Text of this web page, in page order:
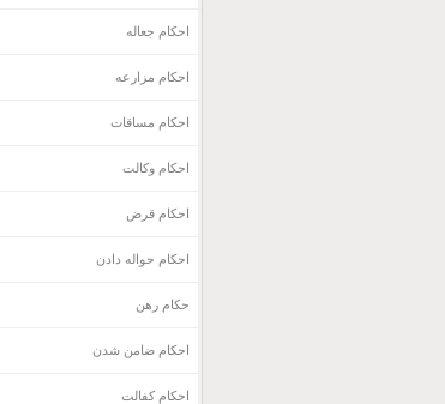
احکام جعاله
احکام مزارعه
احکام مساقات
احکام وکالت
احکام قرض
احکام حواله دادن
حکام رهن
احکام ضامن شدن
احکام کفالت